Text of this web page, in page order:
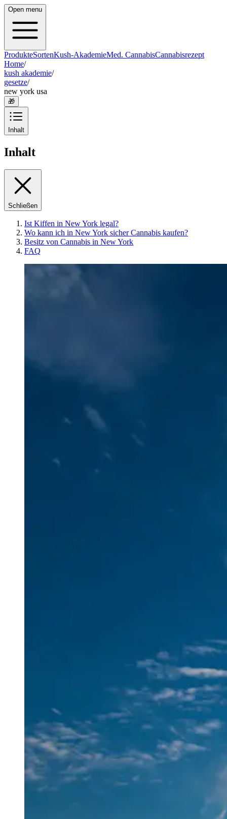
Open menu
ProdukteSortenKush-AkademieMed. CannabisCannabisrezept
Home/
kush akademie/
gesetze/
new york usa
🎁
Inhalt
Inhalt
Schließen
Ist Kiffen in New York legal?
Wo kann ich in New York sicher Cannabis kaufen?
Besitz von Cannabis in New York
FAQ